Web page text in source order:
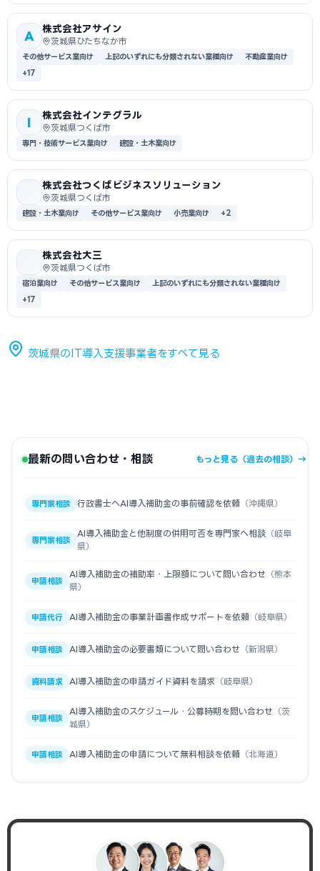
A
株式会社アサイン
茨城県ひたちなか市
その他サービス業向け 上記のいずれにも分類されない業種向け
不動産業向け
+17
I
株式会社インテグラル
茨城県つくば市
専門・技術サービス業向け 建設・土木業向け
株式会社つくばビジネスソリューション
茨城県つくば市
建設・土木業向け その他サービス業向け 小売業向け +2
株式会社大三
茨城県つくば市
宿泊業向け その他サービス業向け
上記のいずれにも分類されない業種向け
+17
茨城県のIT導入支援事業者をすべて見る
最新の問い合わせ・相談 もっと見る（過去の相談）→
専門家相談 行政書士へAI導入補助金の事前確認を依頼 （沖縄県）
専門家相談
AI導入補助金と他制度の併用可否を専門家へ相談 （岐阜
県）
申請相談
AI導入補助金の補助率・上限額について問い合わせ （熊本
県）
申請代行 AI導入補助金の事業計画書作成サポートを依頼 （岐阜県）
申請相談 AI導入補助金の必要書類について問い合わせ （新潟県）
資料請求 AI導入補助金の申請ガイド資料を請求 （岐阜県）
申請相談
AI導入補助金のスケジュール・公募時期を問い合わせ （茨
城県）
申請相談 AI導入補助金の申請について無料相談を依頼 （北海道）